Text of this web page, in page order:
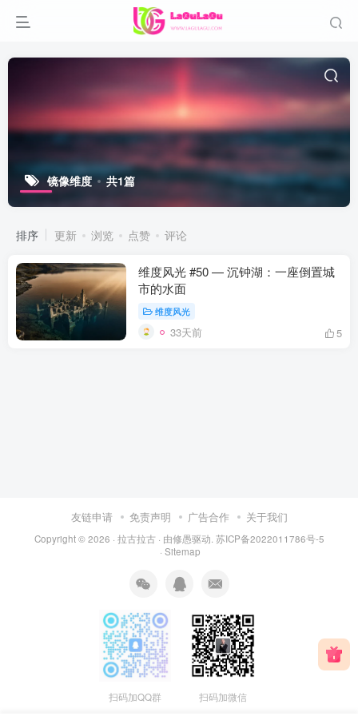
镜像维度 共1篇
排序 更新 浏览 点赞 评论
维度风光 #50 — 沉钟湖：一座倒置城
市的水面
维度风光
33天前 5
友链申请 免责声明 广告合作 关于我们
Copyright © 2026 · 拉古拉古 · 由修愚驱动. 苏ICP备2022011786号-5
· Sitemap
扫码加QQ群 扫码加微信